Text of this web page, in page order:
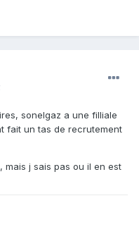
sonelgaz a une filliale
fait un tas de recrutement
mais j sais pas ou il en est